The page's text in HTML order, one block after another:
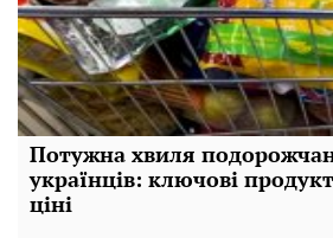
Потужна хвиля
українців: ключові
ціні